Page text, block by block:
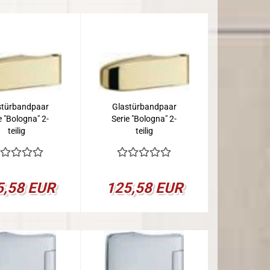
"Bologna" 2-
teilig
EUR
Glastürbandpaar
Serie "Bologna" 2-
teilig
125,58 EUR